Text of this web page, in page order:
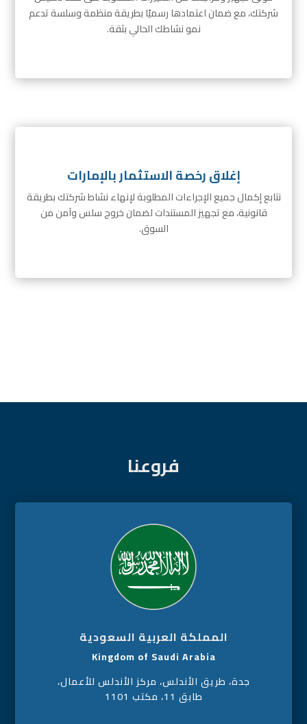
شركتك، مع ضمان اعتمادها رسميًا بطريقة منظمة وسلسة تدعم
نمو نشاطك الحالي بثقة.
إغلاق رخصة الاستثمار بالإمارات
نتابع إكمال جميع الإجراءات المطلوبة لإنهاء نشاط شركتك بطريقة
قانونية، مع تجهيز المستندات لضمان خروج سلس وآمن من
السوق.
فروعنا
المملكة العربية السعودية
Kingdom of Saudi Arabia
جدة، طريق الأندلس، مركز الأندلس للأعمال،
طابق 11، مكتب 1101